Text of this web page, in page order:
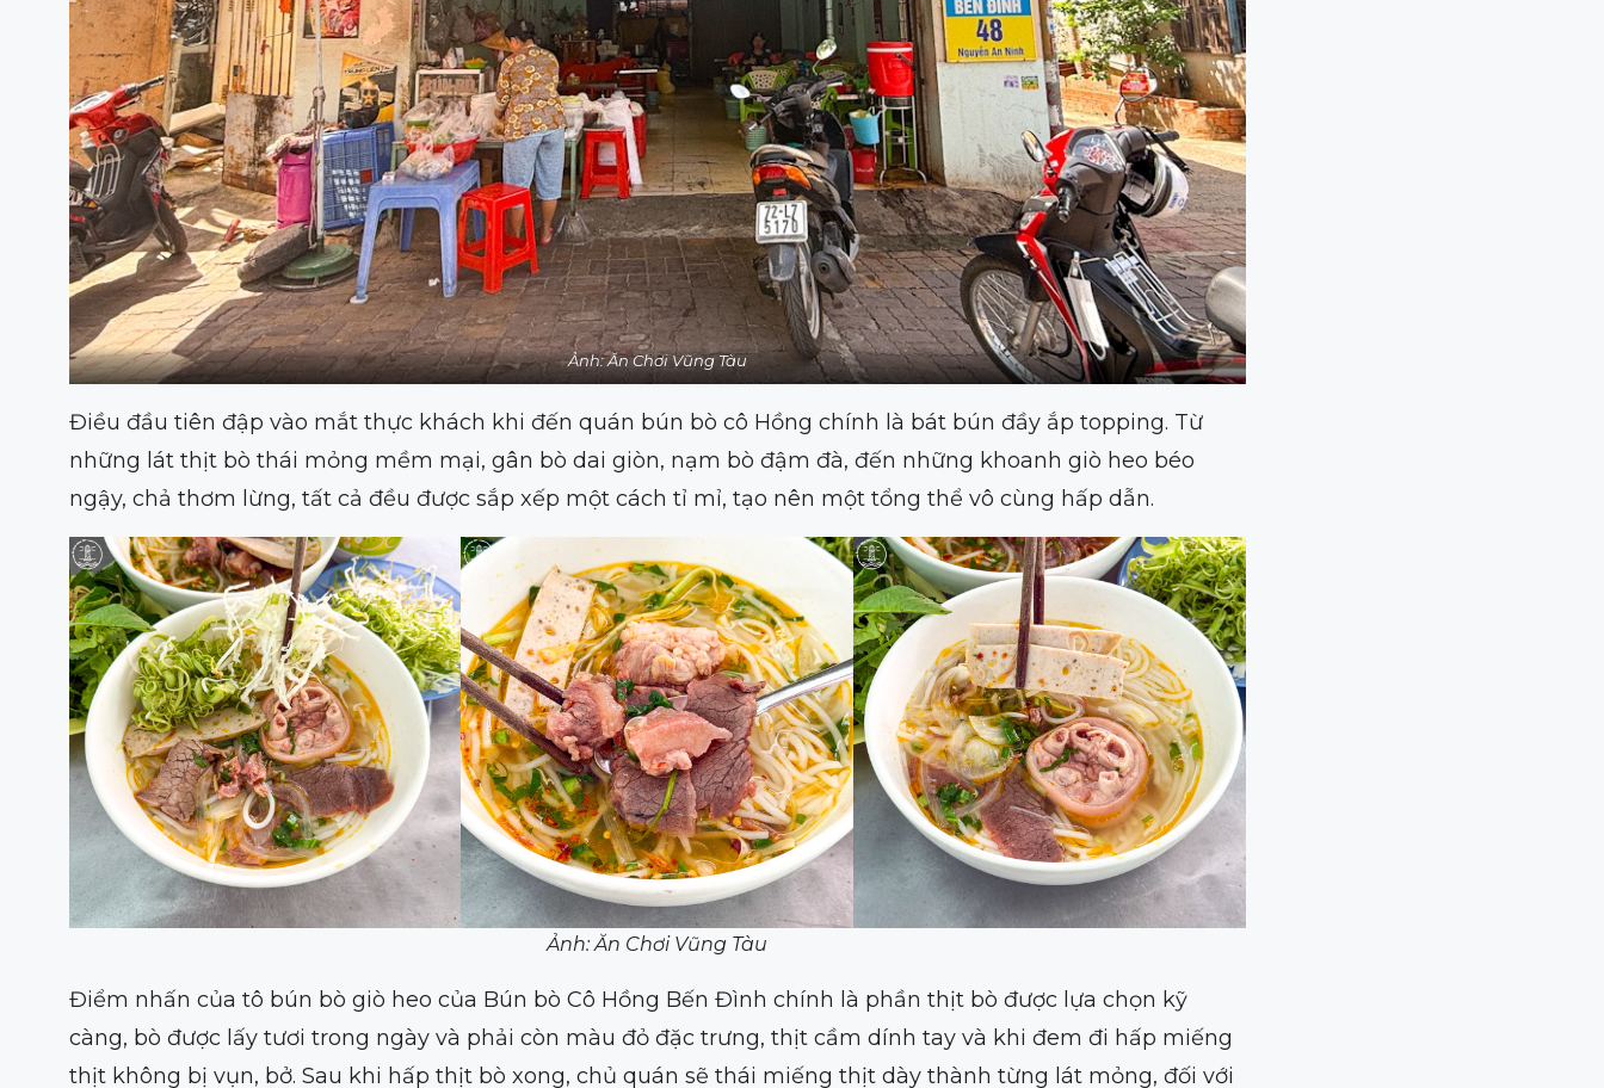
Ảnh: Ăn Chơi Vũng Tàu
Điều đầu tiên đập vào mắt thực khách khi đến quán bún bò cô Hồng chính là bát bún đầy ắp topping. Từ
những lát thịt bò thái mỏng mềm mại, gân bò dai giòn, nạm bò đậm đà, đến những khoanh giò heo béo
ngậy, chả thơm lừng, tất cả đều được sắp xếp một cách tỉ mỉ, tạo nên một tổng thể vô cùng hấp dẫn.
Ảnh: Ăn Chơi Vũng Tàu
Điểm nhấn của tô bún bò giò heo của Bún bò Cô Hồng Bến Đình chính là phần thịt bò được lựa chọn kỹ
càng, bò được lấy tươi trong ngày và phải còn màu đỏ đặc trưng, thịt cầm dính tay và khi đem đi hấp miếng
thịt không bị vụn, bở. Sau khi hấp thịt bò xong, chủ quán sẽ thái miếng thịt dày thành từng lát mỏng, đối với